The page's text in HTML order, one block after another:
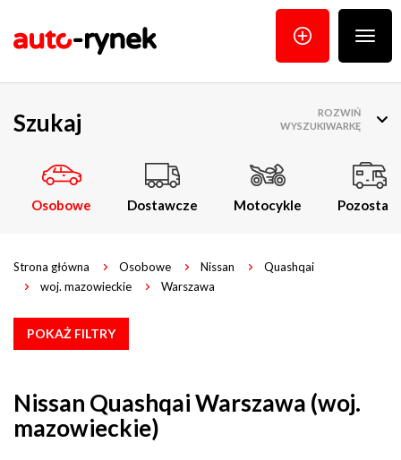
menu
Szukaj
Osobowe Dostawcze Motocykle Pozostałe
ROZWIŃ
WYSZUKIWARKĘ
Strona główna Osobowe Nissan
Quashqai
woj. mazowieckie
Warszawa
POKAŻ FILTRY
Nissan Quashqai Warszawa (woj.
mazowieckie)